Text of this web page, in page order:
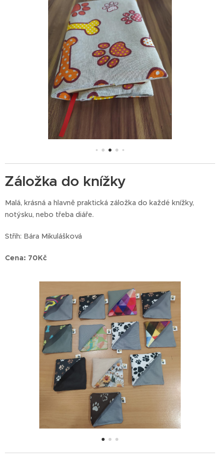
Záložka do knížky
Malá, krásná a hlavně praktická záložka do každé knížky,
notýsku, nebo třeba diáře.
Střih: Bára Mikulášková
Cena: 70Kč